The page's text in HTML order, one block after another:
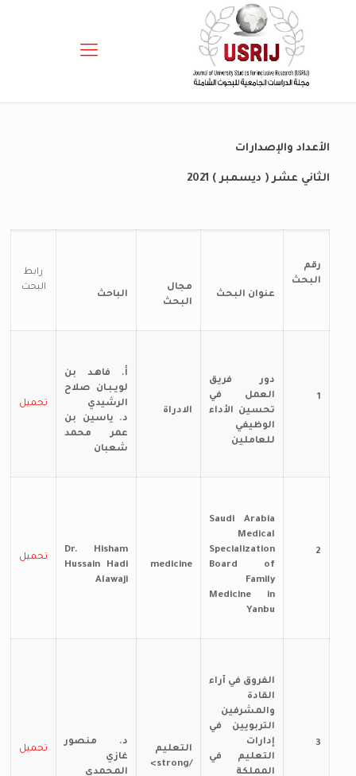
الأعداد والإصدارات
الثاني عشر ( ديسمبر ) 2021
رابط
البحث
الباحث
مجال
البحث
عنوان البحث
رقم
البحث
تحميل
أ. فاهـد بن
لويـبـان صلاح
الرشيدي
د. ياسين بن
عمر محمد
شعبان
الادراة
دور فريق
العمل في
تحسين الأداء
الوظيفي
للعاملين
1
تحميل
Dr. Hisham
Hussain Hadi
Alawaji
medicine
Saudi Arabia
Medical
Specialization
Board of
Family
Medicine in
Yanbu
2
تحميل
د. منصور
غازي
المحمدي
التعليم
/strong>
الفروق في آراء
القادة
والمشرفين
التربويين في
إدارات
التعليم في
المملكة
3